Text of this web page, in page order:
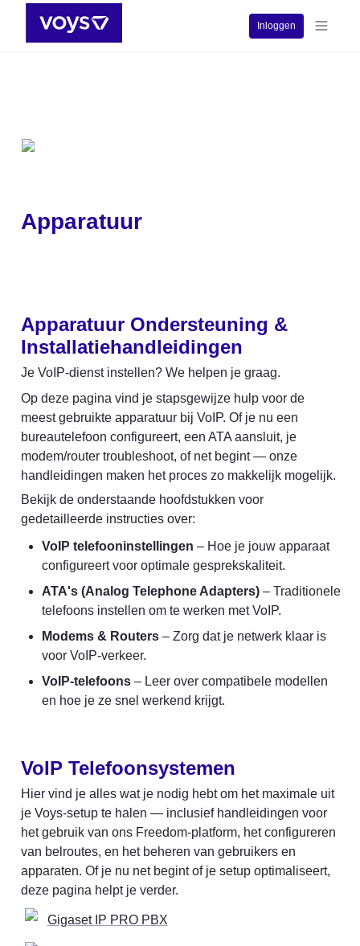
Inloggen
Apparatuur
Apparatuur Ondersteuning &
Installatiehandleidingen
Je VoIP-dienst instellen? We helpen je graag.
Op deze pagina vind je stapsgewijze hulp voor de
meest gebruikte apparatuur bij VoIP. Of je nu een
bureautelefoon configureert, een ATA aansluit, je
modem/router troubleshoot, of net begint — onze
handleidingen maken het proces zo makkelijk mogelijk.
Bekijk de onderstaande hoofdstukken voor
gedetailleerde instructies over:
VoIP telefooninstellingen – Hoe je jouw apparaat
configureert voor optimale gesprekskaliteit.
ATA's (Analog Telephone Adapters) – Traditionele
telefoons instellen om te werken met VoIP.
Modems & Routers – Zorg dat je netwerk klaar is
voor VoIP-verkeer.
VoIP-telefoons – Leer over compatibele modellen
en hoe je ze snel werkend krijgt.
VoIP Telefoonsystemen
Hier vind je alles wat je nodig hebt om het maximale uit
je Voys-setup te halen — inclusief handleidingen voor
het gebruik van ons Freedom-platform, het configureren
van belroutes, en het beheren van gebruikers en
apparaten. Of je nu net begint of je setup optimaliseert,
deze pagina helpt je verder.
Gigaset IP PRO PBX